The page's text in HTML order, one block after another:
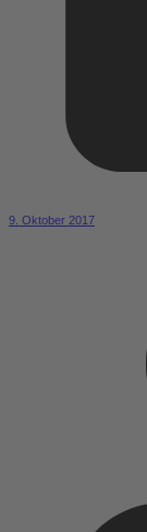
9. Oktober 2017